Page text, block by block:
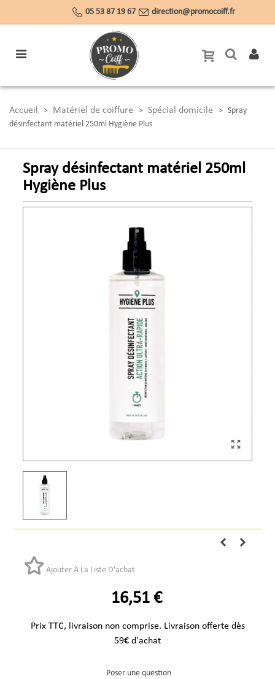
05 53 87 19 67 direction@promocoiff.fr
Accueil > Matériel de coiffure > Spécial domicile > Spray
désinfectant matériel 250ml Hygiène Plus
Spray désinfectant matériel 250ml
Hygiène Plus
Ajouter À La Liste D'achat
16,51 €
Prix TTC, livraison non comprise. Livraison offerte dès
59€ d'achat
Poser une question